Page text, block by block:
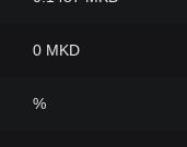
0 MKD
%